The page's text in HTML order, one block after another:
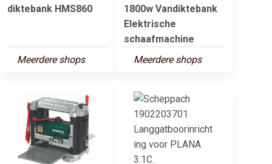
diktebank HMS860
Meerdere shops
1800w Vandiktebank
Elektrische
schaafmachine
Meerdere shops